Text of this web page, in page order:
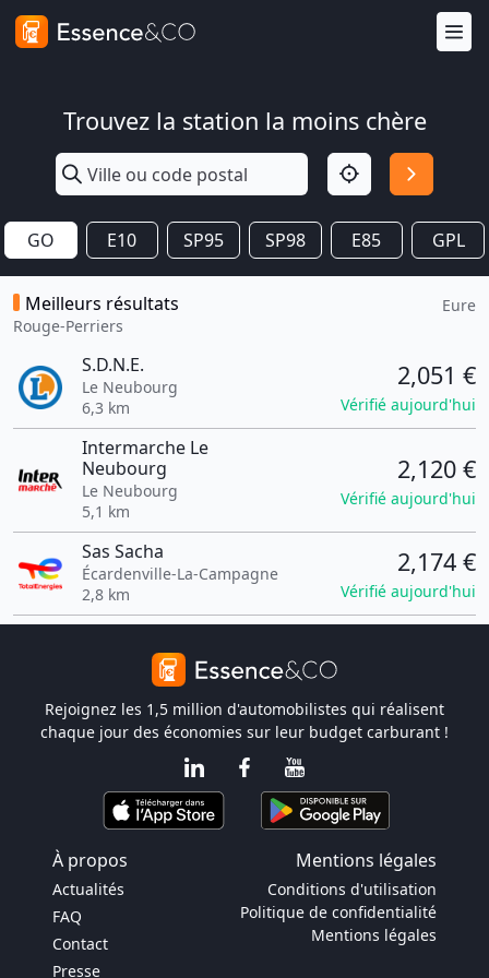
Trouvez la station la moins chère
GO E10 SP95 SP98 E85 GPL
Meilleurs résultats
Rouge-Perriers
Eure
S.D.N.E.
Le Neubourg
6,3 km
2,051 €
Vérifié aujourd'hui
Intermarche Le
Neubourg
Le Neubourg
5,1 km
2,120 €
Vérifié aujourd'hui
Sas Sacha
Écardenville-La-Campagne
2,8 km
2,174 €
Vérifié aujourd'hui
Rejoignez les 1,5 million d'automobilistes qui réalisent
chaque jour des économies sur leur budget carburant !
À propos Mentions légales
Actualités
FAQ
Contact
Presse
Conditions d'utilisation
Politique de confidentialité
Mentions légales